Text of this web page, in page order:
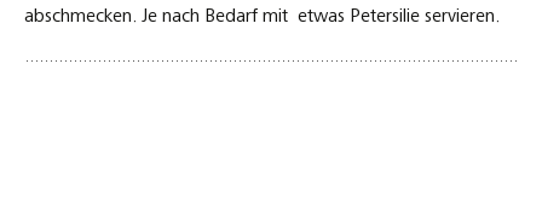
abschmecken. Je nach Bedarf mit etwas Petersilie servieren.